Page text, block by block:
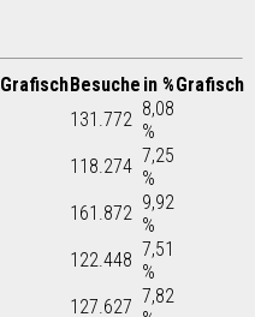
GrafischBesuche in %Grafisch
131.772 8,08
%
118.274 7,25
%
161.872 9,92
%
122.448 7,51
%
127.627 7,82